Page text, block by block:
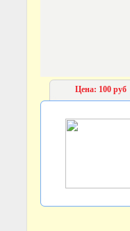
Цена: 100 руб